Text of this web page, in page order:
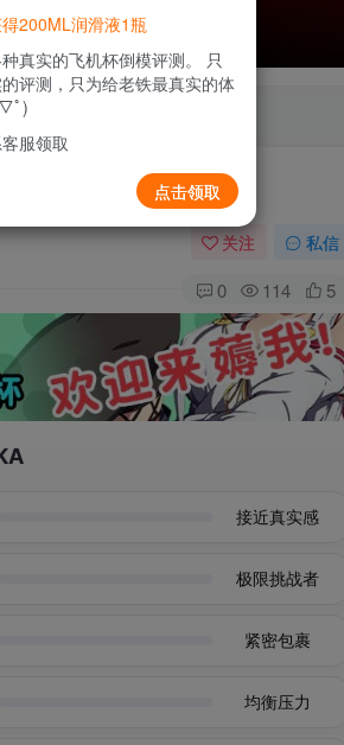
关注 私信
0 114 5
接近真实感
极限挑战者
紧密包裹
均衡压力
200ML润滑液1瓶
真实的飞机杯倒模评测。 只
评测，只为给老铁最真实的体
ﾟ)
服领取
点击领取